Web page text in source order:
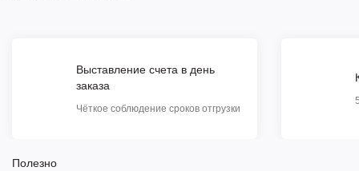
Выставление счета в день
заказа
Чёткое соблюдение сроков отгрузки
Полезно